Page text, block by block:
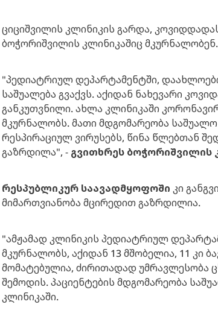
ციციშვილის კლინიკის გარდა,
ბოჭორიშვილის კლინიკაშიც მკურნალობენ.
"პედიატრიულ დეპარტამენტში,
საშუალება გვაქვს. აქიდან ნახევარი
განკუთვნილი. ახლა კლინიკაში
მკურნალობს. მათი მდგომარეობა საშუალო
რესპირაციულ ვირუსებს, წინა წლებთან
გაზრდილა", - გვითხრეს ბოჭორიშვილის
რესპუბლიკურ საავადმყოფოში კი
მიმართვიანობა მცირედით გაზრდილია.
"ამჟამად კლინიკის პედიატრიულ
მკურნალობს, აქიდან 13 მშობელია, 11 კი
მომატებულია, ძირითადად უმრავლესობა
შემოდის. პაციენტების მდგომარეობა
კლინიკაში.